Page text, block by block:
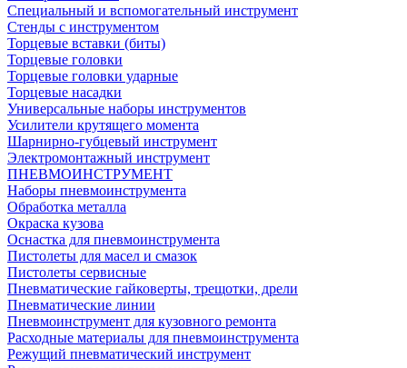
Специальный и вспомогательный инструмент
Стенды с инструментом
Торцевые вставки (биты)
Торцевые головки
Торцевые головки ударные
Торцевые насадки
Универсальные наборы инструментов
Усилители крутящего момента
Шарнирно-губцевый инструмент
Электромонтажный инструмент
ПНЕВМОИНСТРУМЕНТ
Наборы пневмоинструмента
Обработка металла
Окраска кузова
Оснастка для пневмоинструмента
Пистолеты для масел и смазок
Пистолеты сервисные
Пневматические гайковерты, трещотки, дрели
Пневматические линии
Пневмоинструмент для кузовного ремонта
Расходные материалы для пневмоинструмента
Режущий пневматический инструмент